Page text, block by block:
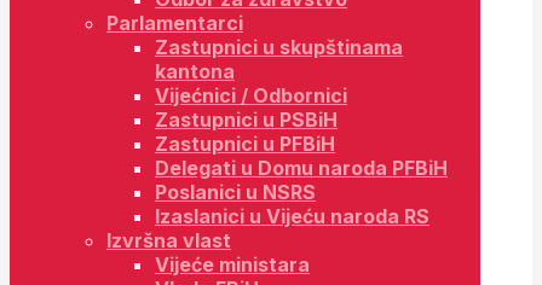
Parlamentarci
Zastupnici u skupštinama
kantona
Vijećnici / Odbornici
Zastupnici u PSBiH
Zastupnici u PFBiH
Delegati u Domu naroda PFBiH
Poslanici u NSRS
Izaslanici u Vijeću naroda RS
Izvršna vlast
Vijeće ministara